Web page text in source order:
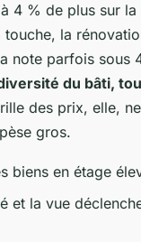
4 % de plus sur la
touche, la
note parfois sous
du bâti,
des prix, elle,
gros.
biens en étage
et la vue